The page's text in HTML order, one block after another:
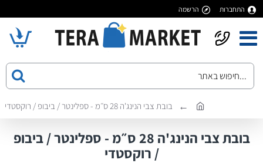
התחברות הרשמה
בובת צבי הנינג'ה 28 ס״מ - ספלינטר / ביבופ / רוקסטדי
בובת צבי הנינג'ה 28 ס״מ - ספלינטר / ביבופ
/ רוקסטדי